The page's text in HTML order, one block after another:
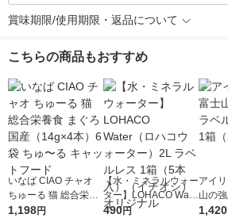
賞味期限/使用期限・返品について
こちらの商品もおすすめ
いなば CIAO チャオ
ちゅーる 猫 総合栄養
食 まぐろ 国産（14g×
1,198円
【水・ミネラルウォー
ター】LOHACO Wate
r（ロハコウォータ
490円
アイ
山の
レス
1,420